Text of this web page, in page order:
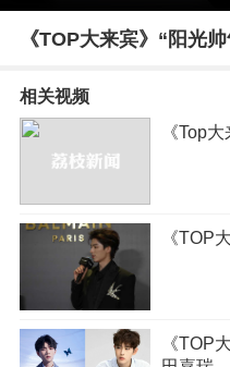
《TOP大来宾》“阳光
相关视频
《Top
《TOP
《TOP